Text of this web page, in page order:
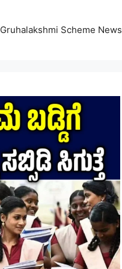
Gruhalakshmi Scheme News